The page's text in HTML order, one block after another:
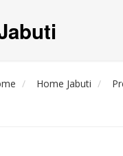
Home Jabuti